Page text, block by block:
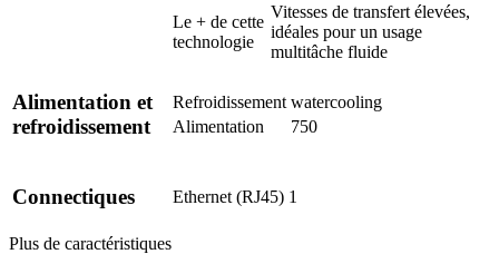
Le + de cette
technologie
Vitesses de transfert élevées,
idéales pour un usage
multitâche fluide
Alimentation et
refroidissement
Refroidissement watercooling
Alimentation
750
Connectiques Ethernet (RJ45) 1
Plus de caractéristiques